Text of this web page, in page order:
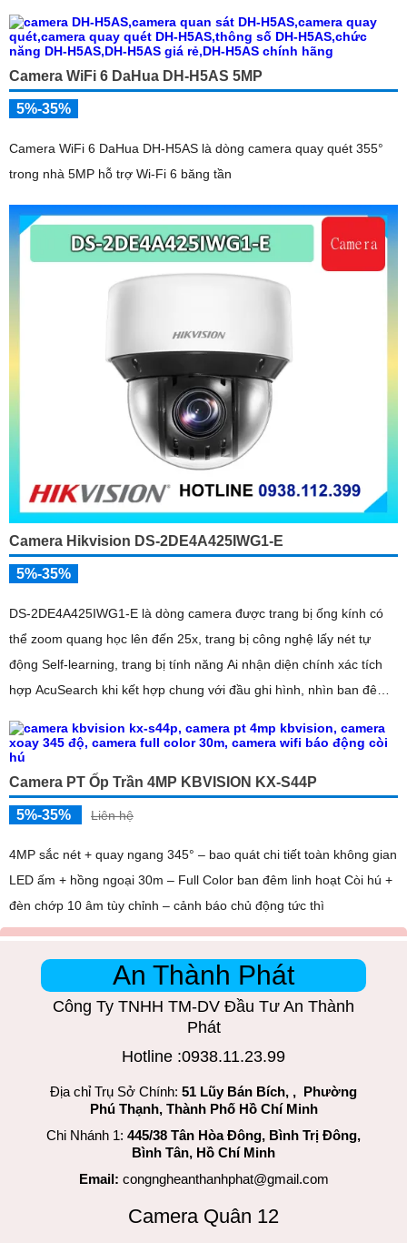
Camera WiFi 6 DaHua DH-H5AS 5MP
5%-35%
Camera WiFi 6 DaHua DH-H5AS là dòng camera quay quét 355°
trong nhà 5MP hỗ trợ Wi-Fi 6 băng tần
Camera Hikvision DS-2DE4A425IWG1-E
5%-35%
DS-2DE4A425IWG1-E là dòng camera được trang bị ống kính có
thể zoom quang học lên đến 25x, trang bị công nghệ lấy nét tự
động Self-learning, trang bị tính năng Ai nhận diện chính xác tích
hợp AcuSearch khi kết hợp chung với đầu ghi hình, nhìn ban đêm
Camera PT Ốp Trần 4MP KBVISION KX-S44P
5%-35% Liên hệ
4MP sắc nét + quay ngang 345° – bao quát chi tiết toàn không gian
LED ấm + hồng ngoại 30m – Full Color ban đêm linh hoạt Còi hú +
đèn chớp 10 âm tùy chỉnh – cảnh báo chủ động tức thì
An Thành Phát
Công Ty TNHH TM-DV Đầu Tư An Thành
Phát
Hotline :0938.11.23.99
Địa chỉ Trụ Sở Chính: 51 Lũy Bán Bích, , Phường
Phú Thạnh, Thành Phố Hồ Chí Minh
Chi Nhánh 1: 445/38 Tân Hòa Đông, Bình Trị Đông,
Bình Tân, Hồ Chí Minh
Email: congngheanthanhphat@gmail.com
Camera Quân 12